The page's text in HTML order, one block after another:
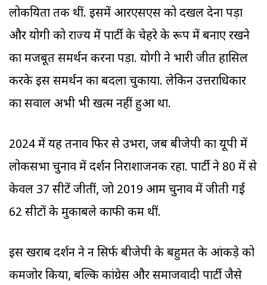
लोकप्रियता तक थीं. इसमें आरएसएस को दखल देना पड़ा
और योगी को राज्य में पार्टी के चेहरे के रूप में बनाए रखने
का मजबूत समर्थन करना पड़ा. योगी ने भारी जीत हासिल
करके इस समर्थन का बदला चुकाया. लेकिन उत्तराधिकार
का सवाल अभी भी खत्म नहीं हुआ था.
2024 में यह तनाव फिर से उभरा, जब बीजेपी का यूपी में
लोकसभा चुनाव में प्रदर्शन निराशाजनक रहा. पार्टी ने 80 में से
केवल 37 सीटें जीतीं, जो 2019 आम चुनाव में जीती गईं
62 सीटों के मुकाबले काफी कम थीं.
इस खराब प्रदर्शन ने न सिर्फ बीजेपी के बहुमत के आंकड़े को
कमजोर किया, बल्कि कांग्रेस और समाजवादी पार्टी जैसे